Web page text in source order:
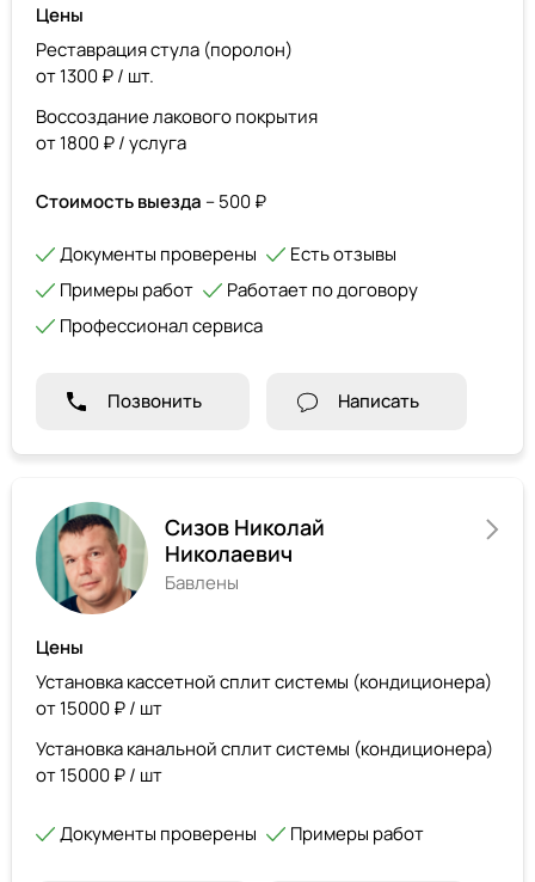
Цены
Реставрация стула (поролон)
от 1300 ₽ / шт.
Воссоздание лакового покрытия
от 1800 ₽ / услуга
Стоимость выезда – 500 ₽
Документы проверены
Есть отзывы
Примеры работ
Работает по договору
Профессионал сервиса
Позвонить Написать
Сизов Николай
Николаевич
Бавлены
Цены
Установка кассетной сплит системы (кондиционера)
от 15000 ₽ / шт
Установка канальной сплит системы (кондиционера)
от 15000 ₽ / шт
Документы проверены Примеры работ